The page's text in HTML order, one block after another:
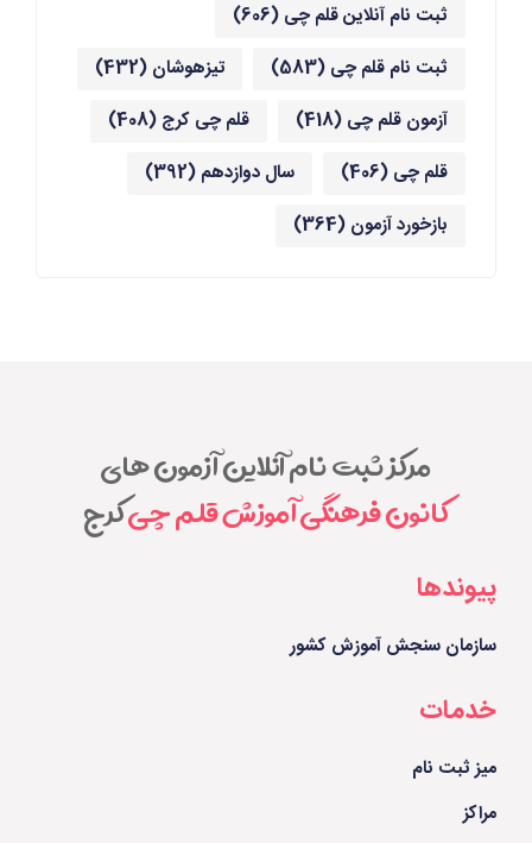
ثبت نام آنلاین قلم چی (606)
ثبت نام قلم چی (583) تیزهوشان(432)
آزمون قلم چی (418) قلم چی کرج (408)
قلم چی (406) سال دوازدهم(392)
بازخورد آزمون(364)
مرکز ثبت نام آنلاین آزمون های
کانون فرهنگی آموزش قلم چیکرج
پیوندها
سازمان سنجش آموزش کشور
خدمات
میز ثبت نام